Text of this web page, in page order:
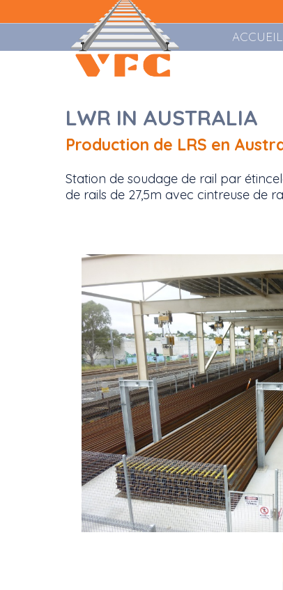
ACCUEIL
LWR IN AUSTRALIA
Production de LRS en
Station de soudage de rail par
de rails de 27,5m avec cintreuse de